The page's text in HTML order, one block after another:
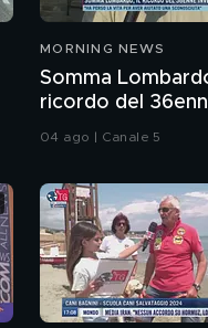
MORNING NEWS
Somma
ricordo del
investito e ucciso
04 ago | Canale 5